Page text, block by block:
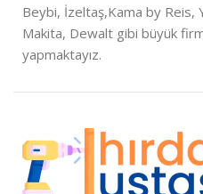
Beybi, İzeltaş,Kama by Reis,
Makita, Dewalt gibi büyük
yapmaktayız.